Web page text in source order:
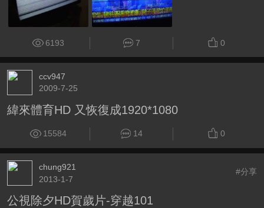
6193 7 0
ccv947
2009-7-25
緯來體育HD 又恢復成1920*1080
15584 14 0
chung921
2013-1-7
#分享
公視除夕HD賀歲片-穿越101